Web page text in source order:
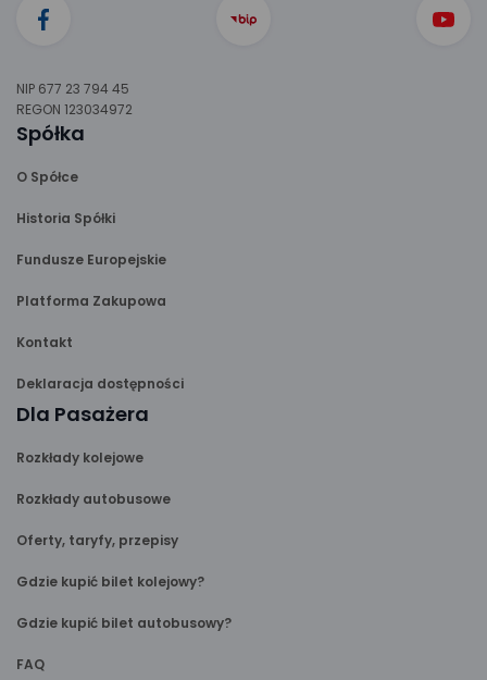
NIP 677 23 794 45
REGON 123034972
Spółka
O Spółce
Historia Spółki
Fundusze Europejskie
Platforma Zakupowa
Kontakt
Deklaracja dostępności
Dla Pasażera
Rozkłady kolejowe
Rozkłady autobusowe
Oferty, taryfy, przepisy
Gdzie kupić bilet kolejowy?
Gdzie kupić bilet autobusowy?
FAQ